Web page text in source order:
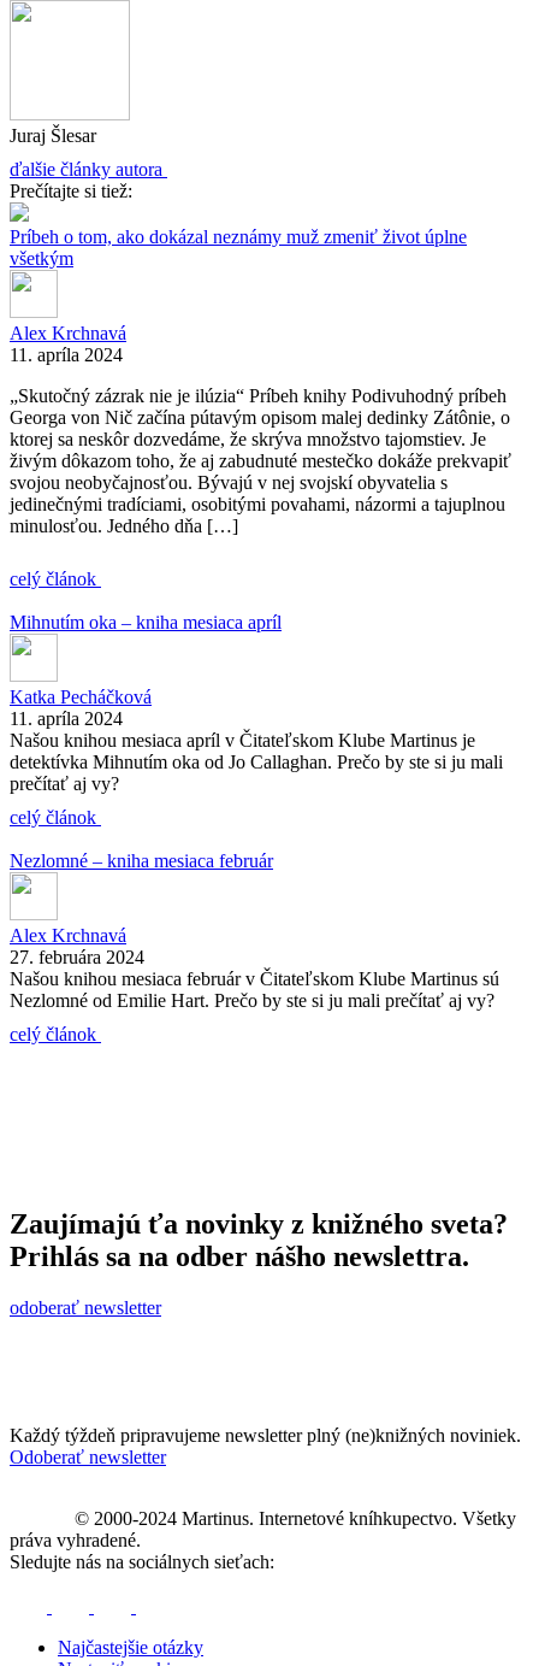
Juraj Šlesar
ďalšie články autora
Prečítajte si tiež:
Príbeh o tom, ako dokázal neznámy muž zmeniť život úplne
všetkým
Alex Krchnavá
11. apríla 2024
„Skutočný zázrak nie je ilúzia“ Príbeh knihy Podivuhodný príbeh
Georga von Nič začína pútavým opisom malej dedinky Zátônie, o
ktorej sa neskôr dozvedáme, že skrýva množstvo tajomstiev. Je
živým dôkazom toho, že aj zabudnuté mestečko dokáže prekvapiť
svojou neobyčajnosťou. Bývajú v nej svojskí obyvatelia s
jedinečnými tradíciami, osobitými povahami, názormi a tajuplnou
minulosťou. Jedného dňa […]
celý článok
Mihnutím oka – kniha mesiaca apríl
Katka Pecháčková
11. apríla 2024
Našou knihou mesiaca apríl v Čitateľskom Klube Martinus je
detektívka Mihnutím oka od Jo Callaghan. Prečo by ste si ju mali
prečítať aj vy?
celý článok
Nezlomné – kniha mesiaca február
Alex Krchnavá
27. februára 2024
Našou knihou mesiaca február v Čitateľskom Klube Martinus sú
Nezlomné od Emilie Hart. Prečo by ste si ju mali prečítať aj vy?
celý článok
Zaujímajú ťa novinky z knižného sveta?
Prihlás sa na odber nášho newslettra.
odoberať newsletter
Každý týždeň pripravujeme newsletter plný (ne)knižných noviniek.
Odoberať newsletter
© 2000-2024 Martinus. Internetové kníhkupectvo. Všetky
práva vyhradené.
Sledujte nás na sociálnych sieťach:
Najčastejšie otázky